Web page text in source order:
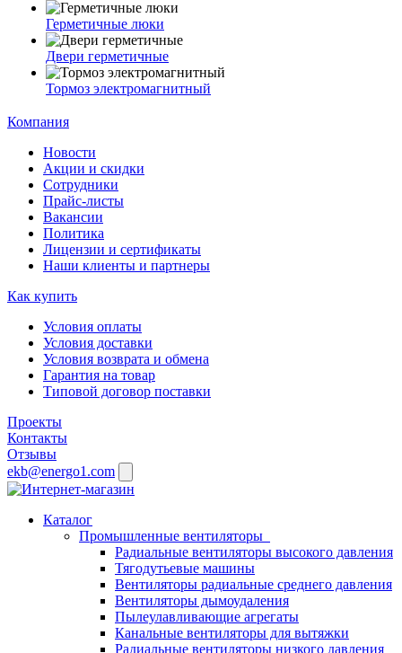
Герметичные люки
Двери герметичные
Тормоз электромагнитный
Компания
Новости
Акции и скидки
Сотрудники
Прайс-листы
Вакансии
Политика
Лицензии и сертификаты
Наши клиенты и партнеры
Как купить
Условия оплаты
Условия доставки
Условия возврата и обмена
Гарантия на товар
Типовой договор поставки
Проекты
Контакты
Отзывы
ekb@energo1.com
Каталог
Промышленные вентиляторы
Радиальные вентиляторы высокого давления
Тягодутьевые машины
Вентиляторы радиальные среднего давления
Вентиляторы дымоудаления
Пылеулавливающие агрегаты
Канальные вентиляторы для вытяжки
Радиальные вентиляторы низкого давления